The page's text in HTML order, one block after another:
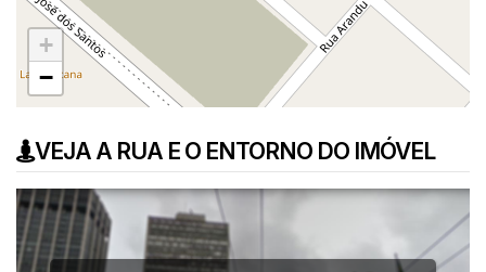
+
−
VEJA A RUA E O ENTORNO DO IMÓVEL